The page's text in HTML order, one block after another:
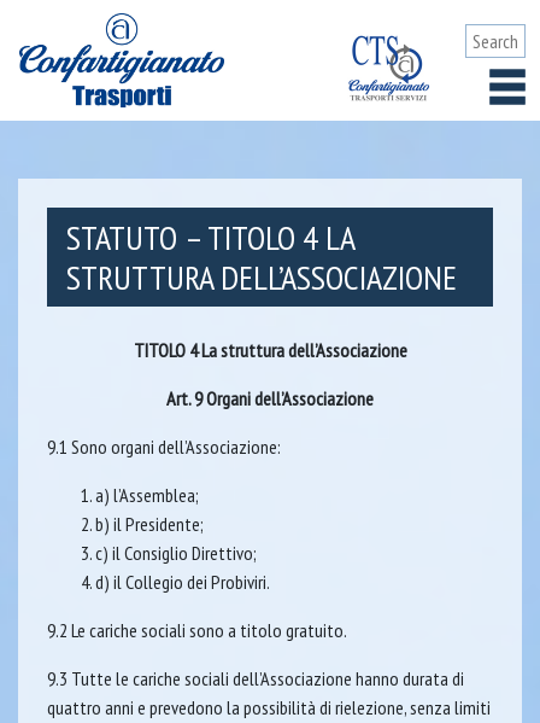
STATUTO – TITOLO 4 LA
STRUTTURA DELL’ASSOCIAZIONE
TITOLO 4 La struttura dell’Associazione
Art. 9 Organi dell’Associazione
9.1 Sono organi dell’Associazione:
a) l’Assemblea;
b) il Presidente;
c) il Consiglio Direttivo;
d) il Collegio dei Probiviri.
9.2 Le cariche sociali sono a titolo gratuito.
9.3 Tutte le cariche sociali dell’Associazione hanno durata di
quattro anni e prevedono la possibilità di rielezione, senza limiti